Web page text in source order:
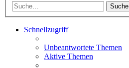
Suche
Schnellzugriff
Unbeantwortete Themen
Aktive Themen